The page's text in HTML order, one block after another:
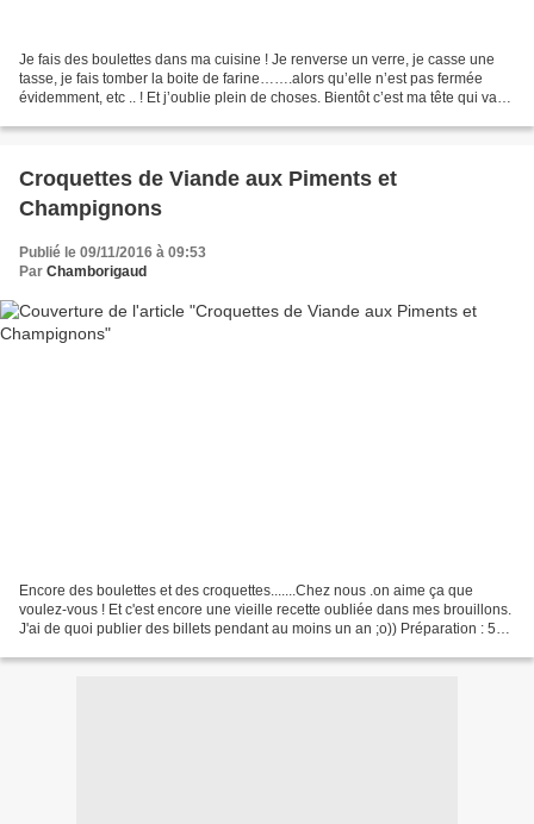
Je fais des boulettes dans ma cuisine ! Je renverse un verre, je casse une
tasse, je fais tomber la boite de farine…….alors qu’elle n’est pas fermée
évidemment, etc .. ! Et j’oublie plein de choses. Bientôt c’est ma tête qui va
Croquettes de Viande aux Piments et
Champignons
Publié le 09/11/2016 à 09:53
Par Chamborigaud
Encore des boulettes et des croquettes.......Chez nous .on aime ça que
voulez-vous ! Et c'est encore une vieille recette oubliée dans mes brouillons.
J'ai de quoi publier des billets pendant au moins un an ;o)) Préparation : 5